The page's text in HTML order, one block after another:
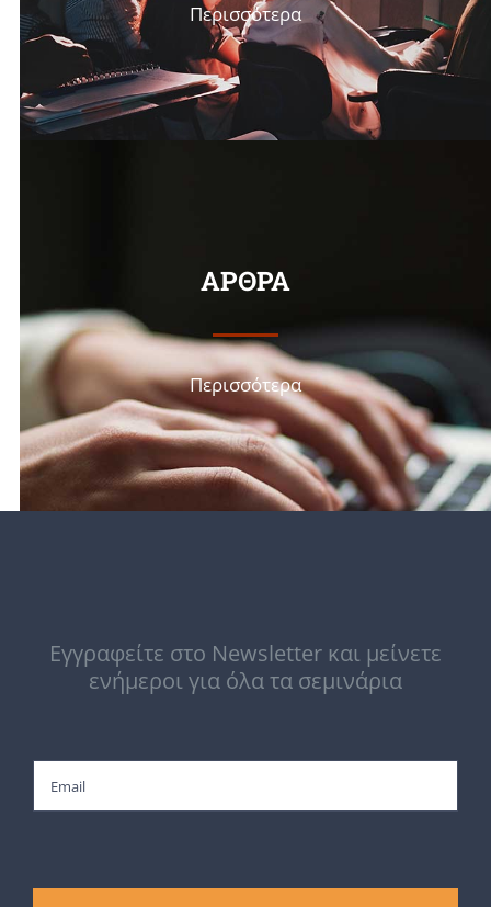
Περισσότερα
ΑΡΘΡΑ
Περισσότερα
Εγγραφείτε στο Newsletter και μείνετε
ενήμεροι για όλα τα σεμινάρια